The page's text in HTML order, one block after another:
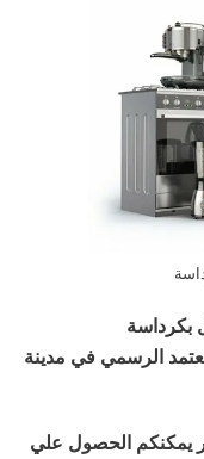
بكرداسة
الرسمي في مدينة
يمكنكم الحصول علي